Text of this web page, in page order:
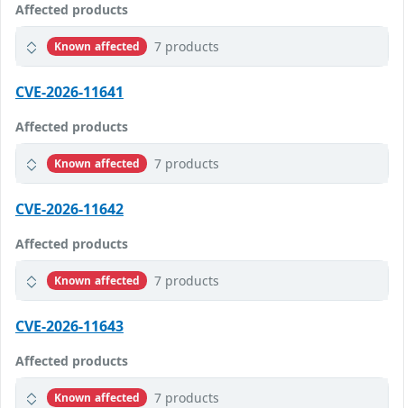
Affected products
Known affected 7 products
CVE-2026-11641
Affected products
Known affected 7 products
CVE-2026-11642
Affected products
Known affected 7 products
CVE-2026-11643
Affected products
Known affected 7 products